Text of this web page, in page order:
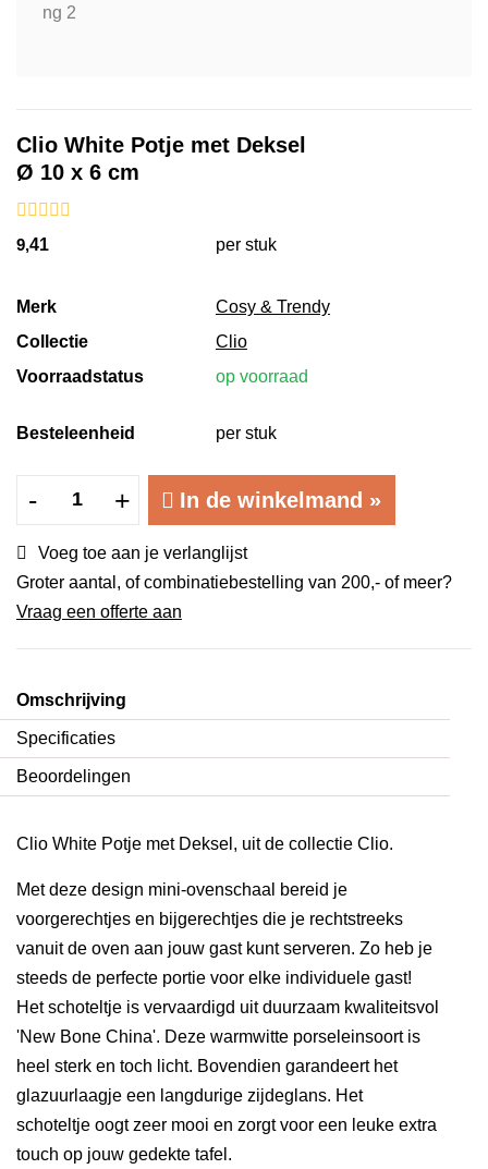
Clio White Potje met Deksel
Ø 10 x 6 cm
9,41 per stuk
Merk
Cosy & Trendy
Collectie
Clio
Voorraadstatus
op voorraad
Besteleenheid per stuk
-
Clio
Potje
met
Deksel
x
6
cm
aantal
+ In de winkelmand »
Voeg toe aan je verlanglijst
Groter aantal, of combinatiebestelling van 200,- of meer?
Vraag een offerte aan
Omschrijving
Specificaties
Beoordelingen
Clio White Potje met Deksel, uit de collectie Clio.
Met deze design mini-ovenschaal bereid je
voorgerechtjes en bijgerechtjes die je rechtstreeks
vanuit de oven aan jouw gast kunt serveren. Zo heb je
steeds de perfecte portie voor elke individuele gast!
Het schoteltje is vervaardigd uit duurzaam kwaliteitsvol
'New Bone China'. Deze warmwitte porseleinsoort is
heel sterk en toch licht. Bovendien garandeert het
glazuurlaagje een langdurige zijdeglans. Het
schoteltje oogt zeer mooi en zorgt voor een leuke extra
touch op jouw gedekte tafel.